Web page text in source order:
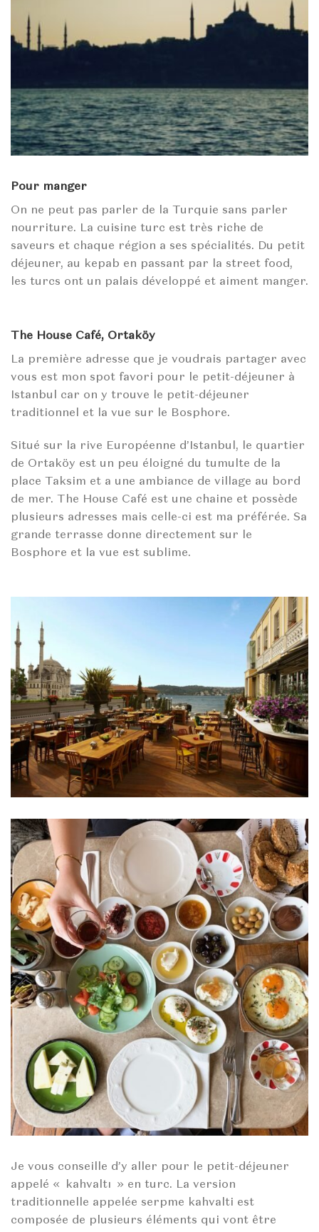
Pour manger
On ne peut pas parler de la Turquie sans parler
nourriture. La cuisine turc est très riche de
saveurs et chaque région a ses spécialités. Du petit
déjeuner, au kepab en passant par la street food,
les turcs ont un palais développé et aiment manger.
The House Café, Ortaköy
La première adresse que je voudrais partager avec
vous est mon spot favori pour le petit-déjeuner à
Istanbul car on y trouve le petit-déjeuner
traditionnel et la vue sur le Bosphore.
Situé sur la rive Européenne d’Istanbul, le quartier
de Ortaköy est un peu éloigné du tumulte de la
place Taksim et a une ambiance de village au bord
de mer. The House Café est une chaine et possède
plusieurs adresses mais celle-ci est ma préférée. Sa
grande terrasse donne directement sur le
Bosphore et la vue est sublime.
Je vous conseille d’y aller pour le petit-déjeuner
appelé « kahvaltı » en turc. La version
traditionnelle appelée serpme kahvalti est
composée de plusieurs éléments qui vont être